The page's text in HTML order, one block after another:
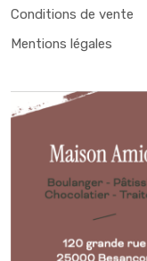
Conditions de vente
Mentions légales